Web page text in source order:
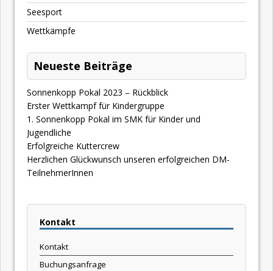
Seesport
Wettkämpfe
Neueste Beiträge
Sonnenkopp Pokal 2023 – Rückblick
Erster Wettkampf für Kindergruppe
1. Sonnenkopp Pokal im SMK für Kinder und
Jugendliche
Erfolgreiche Kuttercrew
Herzlichen Glückwunsch unseren erfolgreichen DM-
TeilnehmerInnen
Kontakt
Kontakt
Buchungsanfrage